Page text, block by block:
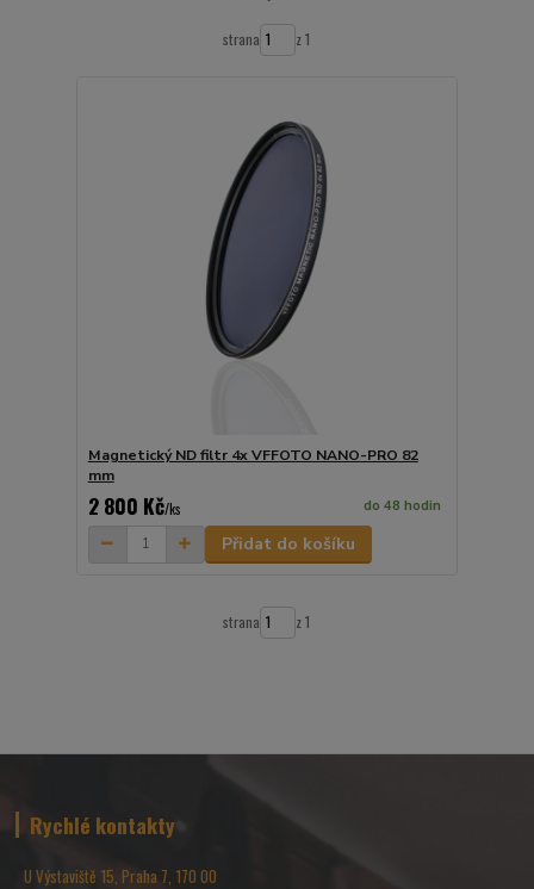
strana z 1
Magnetický ND filtr 4x VFFOTO NANO-PRO 82
mm
2 800 Kč/ks do 48 hodin
Přidat do košíku
strana z 1
Rychlé kontakty
U Výstaviště 15, Praha 7, 170 00